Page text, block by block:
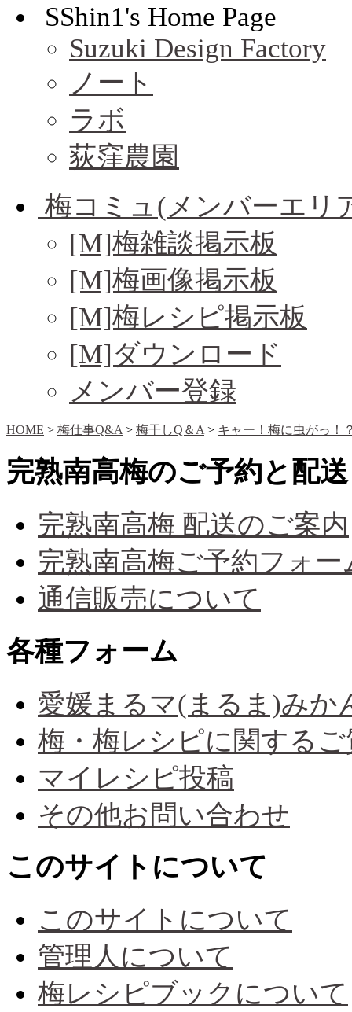
SShin1's Home Page
Suzuki Design Factory
ノート
ラボ
荻窪農園
梅コミュ(メンバーエリ
[M]梅雑談掲示板
[M]梅画像掲示板
[M]梅レシピ掲示板
[M]ダウンロード
メンバー登録
HOME > 梅仕事Q&A > 梅干しQ＆A > キャー！梅に虫がっ！
完熟南高梅のご予約と配送
完熟南高梅 配送のご案内
完熟南高梅ご予約フォー
通信販売について
各種フォーム
愛媛まるマ(まるま)みか
梅・梅レシピに関するご
マイレシピ投稿
その他お問い合わせ
このサイトについて
このサイトについて
管理人について
梅レシピブックについて